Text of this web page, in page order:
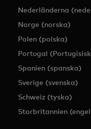
Nederländerna
Norge (norska)
Polen (polska)
Portugal
Spanien (spanska)
Sverige (svenska)
Schweiz (tyska)
Storbritannien